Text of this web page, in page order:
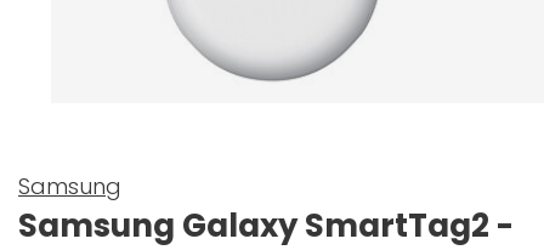
Samsung
Samsung Galaxy SmartTag2 -